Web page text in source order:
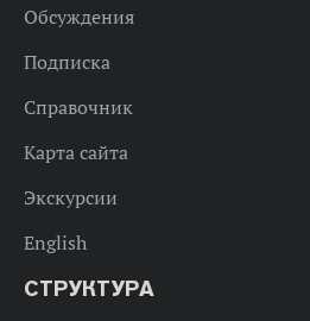
Обсуждения
Подписка
Справочник
Карта сайта
Экскурсии
English
СТРУКТУРА